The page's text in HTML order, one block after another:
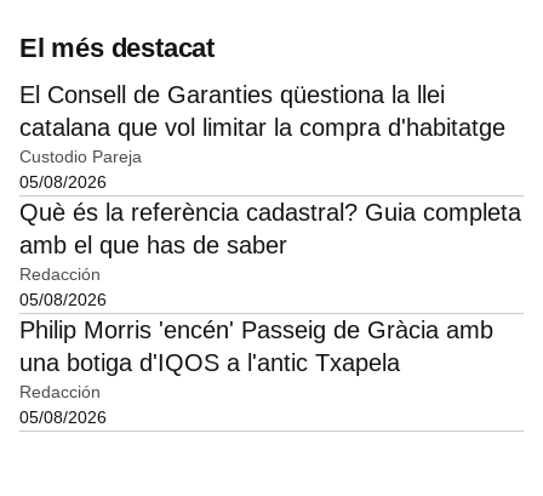
El més destacat
El Consell de Garanties qüestiona la llei
catalana que vol limitar la compra d'habitatge
Custodio Pareja
05/08/2026
Què és la referència cadastral? Guia completa
amb el que has de saber
Redacción
05/08/2026
Philip Morris 'encén' Passeig de Gràcia amb
una botiga d'IQOS a l'antic Txapela
Redacción
05/08/2026